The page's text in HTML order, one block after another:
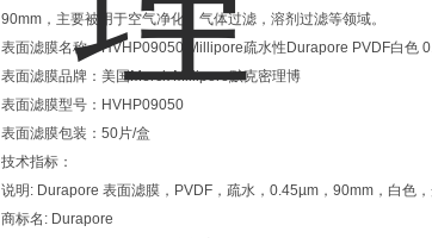
90mm，主要被用于空气净化，气体过滤，溶剂过滤等领域。
表面滤膜名称：HVHP09050 Millipore疏水性Durapore PVDF白色
表面滤膜品牌：美国Merck Millipore默克密理博
表面滤膜型号：HVHP09050
表面滤膜包装：50片/盒
技术指标：
说明: Durapore 表面滤膜，PVDF，疏水，0.45µm，90mm，白色
商标名: Durapore